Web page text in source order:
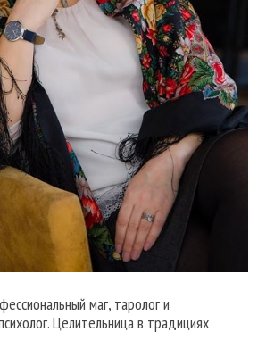
маг, таролог и
Целительница в традициях